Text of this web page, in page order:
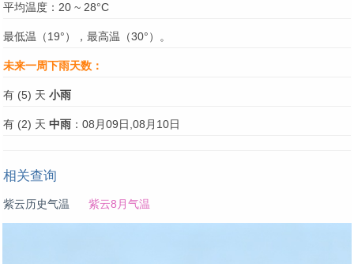
平均温度：20 ~ 28°C
最低温（19°），最高温（30°）。
未来一周下雨天数：
有 (5) 天 小雨
有 (2) 天 中雨 ：08月09日,08月10日
相关查询
紫云历史气温 紫云8月气温